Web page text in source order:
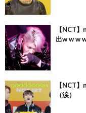
【NCT
出w w w
【NCT
（涙）